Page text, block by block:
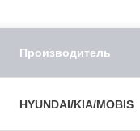
Производитель
HYUNDAI/KIA/MOBIS